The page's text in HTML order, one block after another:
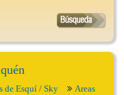
de Esquí / Sky
Areas